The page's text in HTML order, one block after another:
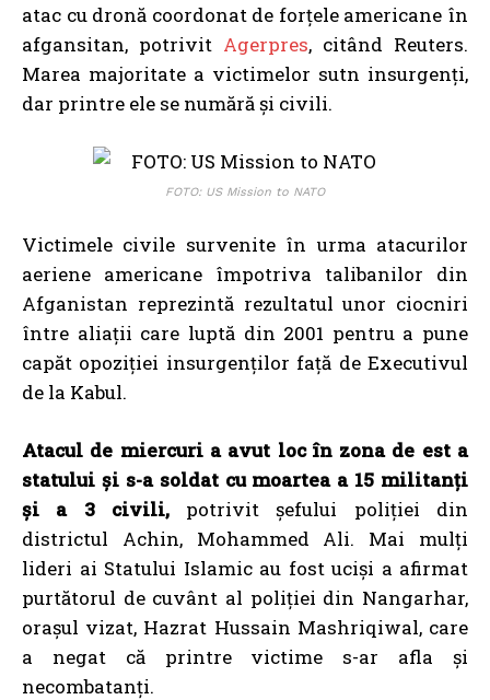
atac cu dronă coordonat de forțele americane în
afgansitan, potrivit Agerpres, citând Reuters.
Marea majoritate a victimelor sutn insurgenți,
dar printre ele se numără și civili.
FOTO: US Mission to NATO
Victimele civile survenite în urma atacurilor
aeriene americane împotriva talibanilor din
Afganistan reprezintă rezultatul unor ciocniri
între aliații care luptă din 2001 pentru a pune
capăt opoziției insurgenților față de Executivul
de la Kabul.
Atacul de miercuri a avut loc în zona de est a
statului și s-a soldat cu moartea a 15 militanți
și a 3 civili, potrivit șefului poliției din
districtul Achin, Mohammed Ali. Mai mulți
lideri ai Statului Islamic au fost uciși a afirmat
purtătorul de cuvânt al poliției din Nangarhar,
orașul vizat, Hazrat Hussain Mashriqiwal, care
a negat că printre victime s-ar afla și
necombatanți.